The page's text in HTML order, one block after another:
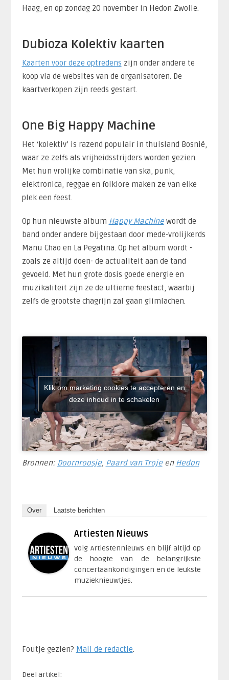
Haag, en op zondag 20 november in Hedon Zwolle.
Dubioza Kolektiv kaarten
Kaarten voor deze optredens zijn onder andere te
koop via de websites van de organisatoren. De
kaartverkopen zijn reeds gestart.
One Big Happy Machine
Het ‘kolektiv’ is razend populair in thuisland Bosnië,
waar ze zelfs als vrijheidsstrijders worden gezien.
Met hun vrolijke combinatie van ska, punk,
elektronica, reggae en folklore maken ze van elke
plek een feest.
Op hun nieuwste album Happy Machinewordt de
band onder andere bijgestaan door mede-vrolijkerds
Manu Chao en La Pegatina. Op het album wordt -
zoals ze altijd doen- de actualiteit aan de tand
gevoeld. Met hun grote dosis goede energie en
muzikaliteit zijn ze de ultieme feestact, waarbij
zelfs de grootste chagrijn zal gaan glimlachen.
Klik om marketing cookies te accepteren en
deze inhoud in te schakelen
Bronnen: Doornroosje, Paard van Trojeen Hedon
Over Laatste berichten
Artiesten Nieuws
Volg Artiestennieuws en blijf altijd op
de hoogte van de belangrijkste
concertaankondigingen en de leukste
muzieknieuwtjes.
Foutje gezien? Mail de redactie.​
Deel artikel: